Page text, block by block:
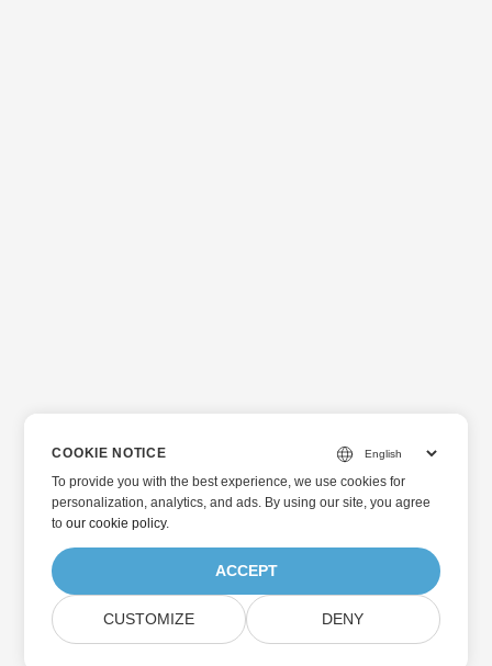
COOKIE NOTICE
To provide you with the best experience, we use cookies for
personalization, analytics, and ads. By using our site, you agree
toour cookie policy.
ACCEPT
CUSTOMIZE DENY